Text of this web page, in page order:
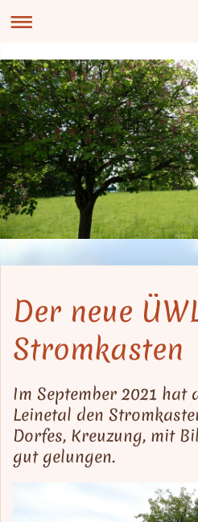
Der neue
Stromkasten
Im September 2021 hat
Leinetal den
Dorfes, Kreuzung, mit
gut gelungen.